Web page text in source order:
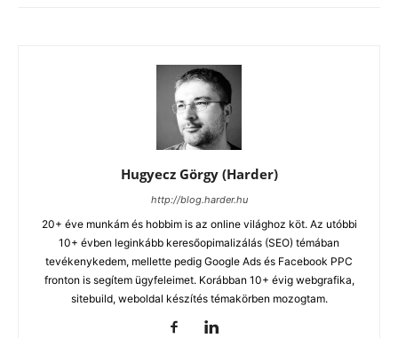
Hugyecz Görgy (Harder)
http://blog.harder.hu
20+ éve munkám és hobbim is az online világhoz köt. Az utóbbi
10+ évben leginkább keresőopimalizálás (SEO) témában
tevékenykedem, mellette pedig Google Ads és Facebook PPC
fronton is segítem ügyfeleimet. Korábban 10+ évig webgrafika,
sitebuild, weboldal készítés témakörben mozogtam.